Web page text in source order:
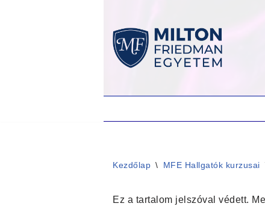
Kezdőlap \ MFE Hallgatók kurzusai
Ez a tartalom jelszóval védett.